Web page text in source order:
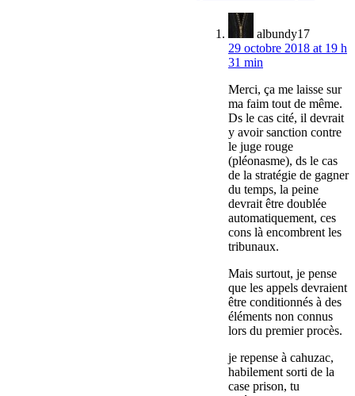
albundy17
29 octobre 2018 at 19 h
31 min
Merci, ça me laisse sur
ma faim tout de même.
Ds le cas cité, il devrait
y avoir sanction contre
le juge rouge
(pléonasme), ds le cas
de la stratégie de gagner
du temps, la peine
devrait être doublée
automatiquement, ces
cons là encombrent les
tribunaux.
Mais surtout, je pense
que les appels devraient
être conditionnés à des
éléments non connus
lors du premier procès.
je repense à cahuzac,
habilement sorti de la
case prison, tu